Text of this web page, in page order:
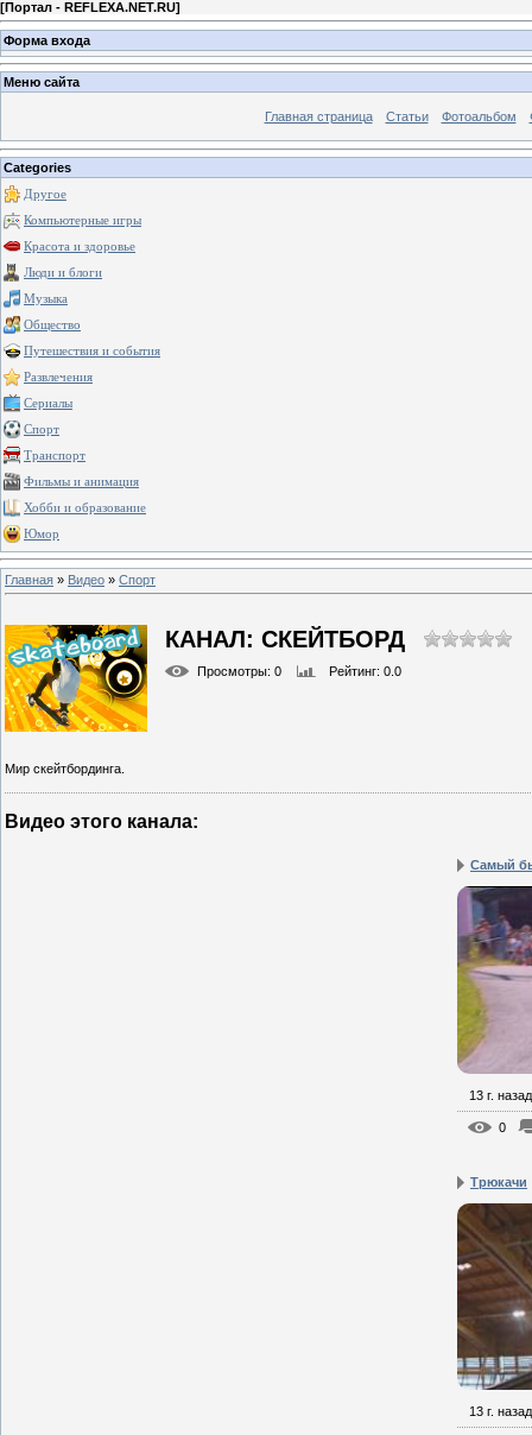
[Портал - REFLEXA.NET.RU]
Форма входа
Меню сайта
Главная страница Статьи Фотоальбом
Categories
Другое
Компьютерные игры
Красота и здоровье
Люди и блоги
Музыка
Общество
Путешествия и события
Развлечения
Сериалы
Спорт
Транспорт
Фильмы и анимация
Хобби и образование
Юмор
Главная » Видео » Спорт
КАНАЛ: СКЕЙТБОРД
Просмотры: 0 Рейтинг: 0.0
Мир скейтбординга.
Видео этого канала:
Самый
13 г. назад
0
Трюкачи
13 г. назад